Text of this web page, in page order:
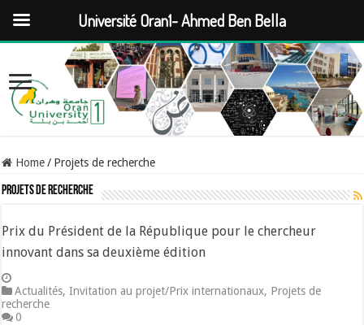
Home / Projets de recherche
Projets de recherche
Prix du Président de la République pour le chercheur
innovant dans sa deuxième édition
Actualités,Invitation au projet/Prix internationaux, Projets de
recherche
0
Université Oran1- Ahmed Ben Bella